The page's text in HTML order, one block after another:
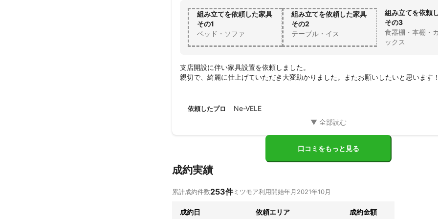
組み立てを依頼した家具
その1
ベッド・ソファ
組み立てを依頼した家具
その2
テーブル・イス
組み立てを依頼
その3
食器棚・本棚・
ックス
支店開設に伴い家具設置を依頼しました。
親切で、綺麗に仕上げていただき大変助かりました。またお願いしたいと思います！
依頼したプロ Ne-VELE
口コミをもっと見る
成約実績
累計成約件数253件ミツモア利用開始年月 2021年10月
成約日 依頼エリア 成約金額